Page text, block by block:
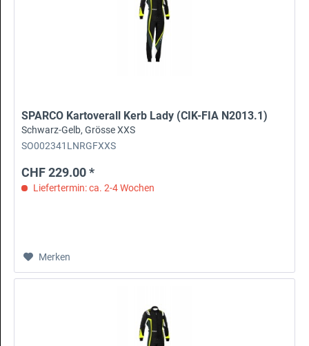
SPARCO Kartoverall Kerb Lady (CIK-FIA N2013.1)
Schwarz-Gelb, Grösse XXS
SO002341LNRGFXXS
CHF 229.00 *
Liefertermin: ca. 2-4 Wochen
Merken